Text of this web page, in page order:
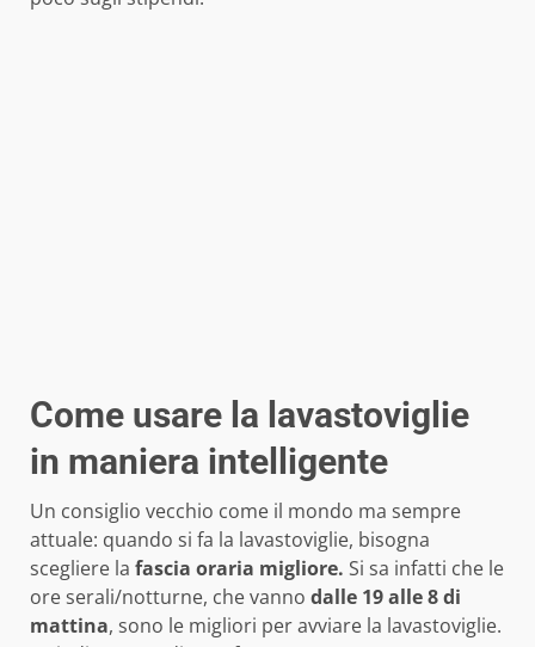
Come usare la lavastoviglie
in maniera intelligente
Un consiglio vecchio come il mondo ma sempre
attuale: quando si fa la lavastoviglie, bisogna
scegliere la fascia oraria migliore. Si sa infatti che le
ore serali/notturne, che vanno dalle 19 alle 8 di
mattina, sono le migliori per avviare la lavastoviglie.